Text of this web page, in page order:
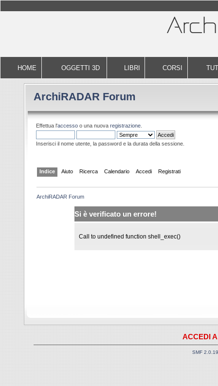
HOME OGGETTI 3D LIBRI CORSI
ArchiRADAR Forum
Effettua l'accesso o una nuova registrazione.
Inserisci il nome utente, la password e la durata della sessione.
Indice Aiuto Ricerca Calendario Accedi Registrati
ArchiRADAR Forum
Si è verificato un errore!
Call to undefined function shell_exec()
ACCEDI
SMF 2.0.19